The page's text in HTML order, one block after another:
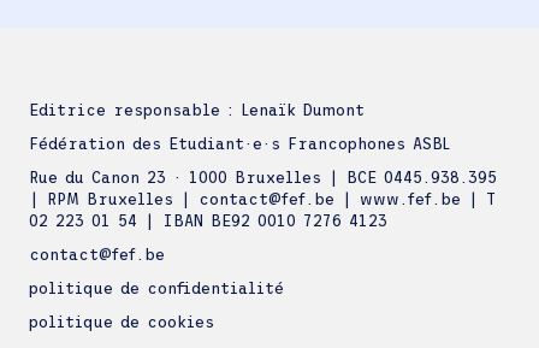
Editrice responsable : Lenaïk Dumont
Fédération des Etudiant·e·s Francophones ASBL
Rue du Canon 23 · 1000 Bruxelles | BCE 0445.938.395
| RPM Bruxelles | contact@fef.be | www.fef.be | T
02 223 01 54 | IBAN BE92 0010 7276 4123
contact@fef.be
politique de confidentialité
politique de cookies